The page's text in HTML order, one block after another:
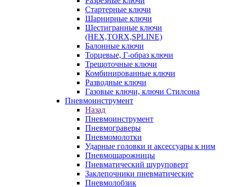
Стартерные ключи
Шарнирные ключи
Шестигранные ключи
(HEX,TORX,SPLINE)
Балонные ключи
Торцевые, Г-образ ключи
Трещоточные ключи
Комбинированные ключи
Разводные ключи
Газовые ключи, ключи Стилсона
Пневмоинструмент
Назад
Пневмоинструмент
Пневмограверы
Пневмомолотки
Ударные головки и аксессуары к ним
Пневмошарожницы
Пневматический шуруповерт
Заклепочники пневматические
Пневмолобзик